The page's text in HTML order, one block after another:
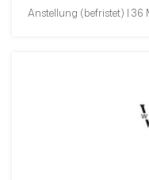
Anstellung (befristet) | 36